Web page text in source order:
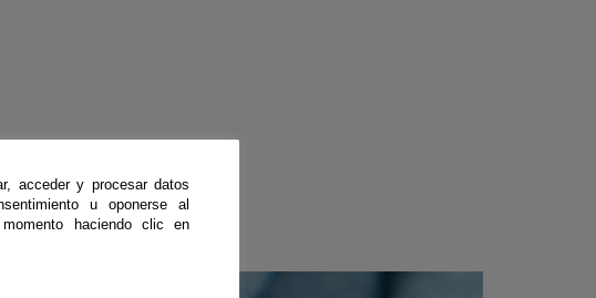
acceder y procesar datos
u oponerse al
haciendo clic en